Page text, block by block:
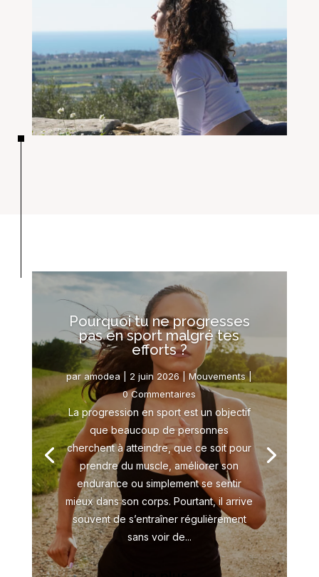
Pourquoi tu ne progresses
pas en sport malgré tes
efforts ?
paramodea 2 juin 2026 |Mouvements|
0 Commentaires
La progression en sport est un objectif
que beaucoup de personnes
cherchent à atteindre, que ce soit pour
prendre du muscle, améliorer son
endurance ou simplement se sentir
mieux dans son corps. Pourtant, il arrive
souvent de s’entraîner régulièrement
sans voir de...